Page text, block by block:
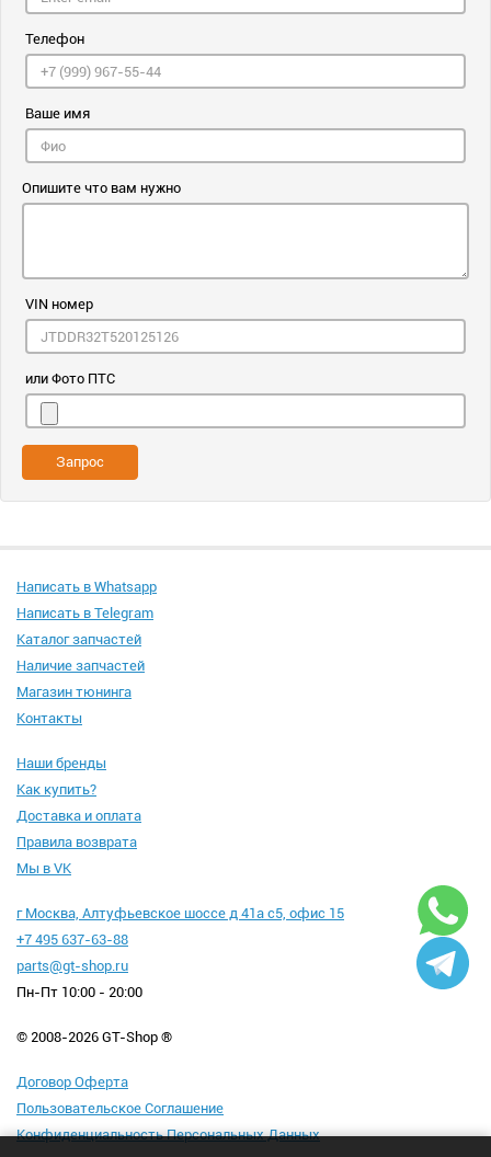
Телефон
Ваше имя
Опишите что вам нужно
VIN номер
или Фото ПТС
Запрос
Написать в Whatsapp
Написать в Telegram
Каталог запчастей
Наличие запчастей
Магазин тюнинга
Контакты
Наши бренды
Как купить?
Доставка и оплата
Правила возврата
Мы в VK
г Москва, Алтуфьевское шоссе д 41а с5, офис 15
+7 495 637-63-88
parts@gt-shop.ru
Пн-Пт 10:00 - 20:00
© 2008-2026 GT-Shop ®
Договор Оферта
Пользовательское Соглашение
Конфиденциальность Персональных Данных